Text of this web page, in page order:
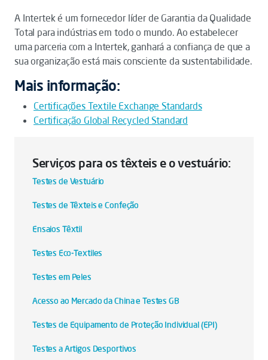
A Intertek é um fornecedor líder de Garantia da Qualidade
Total para indústrias em todo o mundo. Ao estabelecer
uma parceria com a Intertek, ganhará a confiança de que a
sua organização está mais consciente da sustentabilidade.
Mais informação:
Certificações Textile Exchange Standards
Certificação Global Recycled Standard
Serviços para os têxteis e o vestuário:
Testes de Vestuário
Testes de Têxteis e Confeção
Ensaios Têxtil
Testes Eco-Textiles
Testes em Peles
Acesso ao Mercado da China e Testes GB
Testes de Equipamento de Proteção Individual (EPI)
Testes a Artigos Desportivos